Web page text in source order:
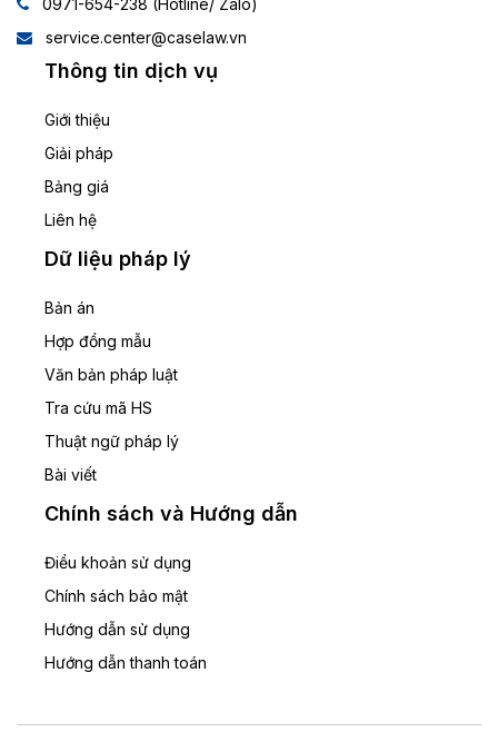
0971-654-238 (Hotline/ Zalo)
service.center@caselaw.vn
Thông tin dịch vụ
Giới thiệu
Giải pháp
Bảng giá
Liên hệ
Dữ liệu pháp lý
Bản án
Hợp đồng mẫu
Văn bản pháp luật
Tra cứu mã HS
Thuật ngữ pháp lý
Bài viết
Chính sách và Hướng dẫn
Điều khoản sử dụng
Chính sách bảo mật
Hướng dẫn sử dụng
Hướng dẫn thanh toán